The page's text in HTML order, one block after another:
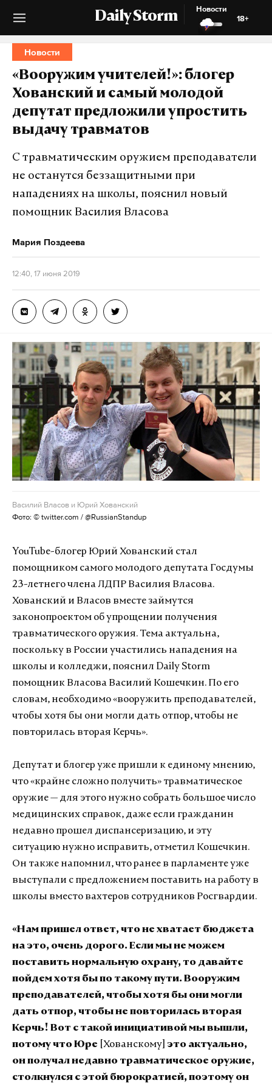
Daily Storm
Новости
18+
Новости
«Вооружим учителей!»: блогер
Хованский и самый молодой
депутат предложили упростить
выдачу травматов
С травматическим оружием преподаватели
не останутся беззащитными при
нападениях на школы, пояснил новый
помощник Василия Власова
Мария Поздеева
12:40, 17 июня 2019
Василий Власов и Юрий Хованский
Фото: © twitter.com / @RussianStandup
YouTube-блогер Юрий Хованский стал
помощником самого молодого депутата Госдумы
23-летнего члена ЛДПР Василия Власова.
Хованский и Власов вместе займутся
законопроектом об упрощении получения
травматического оружия. Тема актуальна,
поскольку в России участились нападения на
школы и колледжи, пояснил Daily Storm
помощник Власова Василий Кошечкин. По его
словам, необходимо «вооружить преподавателей,
чтобы хотя бы они могли дать отпор, чтобы не
повторилась вторая Керчь».
Депутат и блогер уже пришли к единому мнению,
что «крайне сложно получить» травматическое
оружие — для этого нужно собрать большое число
медицинских справок, даже если гражданин
недавно прошел диспансеризацию, и эту
ситуацию нужно исправить, отметил Кошечкин.
Он также напомнил, что ранее в парламенте уже
выступали с предложением поставить на работу в
школы вместо вахтеров сотрудников Росгвардии.
«Нам пришел ответ, что не хватает бюджета
на это, очень дорого. Если мы не можем
поставить нормальную охрану, то давайте
пойдем хотя бы по такому пути. Вооружим
преподавателей, чтобы хотя бы они могли
дать отпор, чтобы не повторилась вторая
Керчь! Вот с такой инициативой мы вышли,
потому что Юре
[Хованскому] это актуально,
он получал недавно травматическое оружие,
столкнулся с этой бюрократией, поэтому он